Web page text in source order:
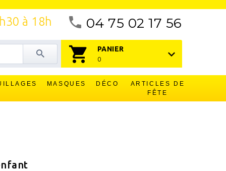
04 75 02 17 56
à 18h
PANIER
0
MASQUES DÉCO
ARTICLES DE
FÊTE